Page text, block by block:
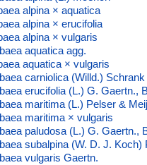
alpina × aquatica
alpina × erucifolia
alpina × vulgaris
aquatica agg.
aquatica × vulgaris
carniolica (Willd.) Schrank
erucifolia (L.) G. Gaertn.,
maritima (L.) Pelser &
maritima × vulgaris
paludosa (L.) G. Gaertn.,
subalpina (W. D. J. Koch)
vulgaris Gaertn.